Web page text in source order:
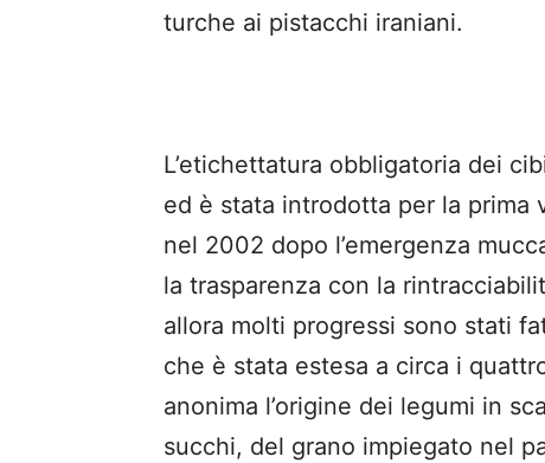
turche ai pistacchi iraniani.
L’etichettatura obbligatoria dei
ed è stata introdotta per la prima
nel 2002 dopo l’emergenza
la trasparenza con la
allora molti progressi sono stati
che è stata estesa a circa i
anonima l’origine dei legumi in
succhi, del grano impiegato nel